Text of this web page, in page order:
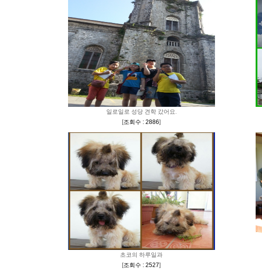
일로일로 성당 견학 갔어요.
[조회수 : 2886]
초코의 하루일과
[조회수 : 2527]